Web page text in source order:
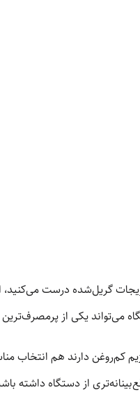
گریل‌شده درست می‌کنید،
می‌تواند یکی از
کم‌روغن دارند هم
از دستگاه داشته